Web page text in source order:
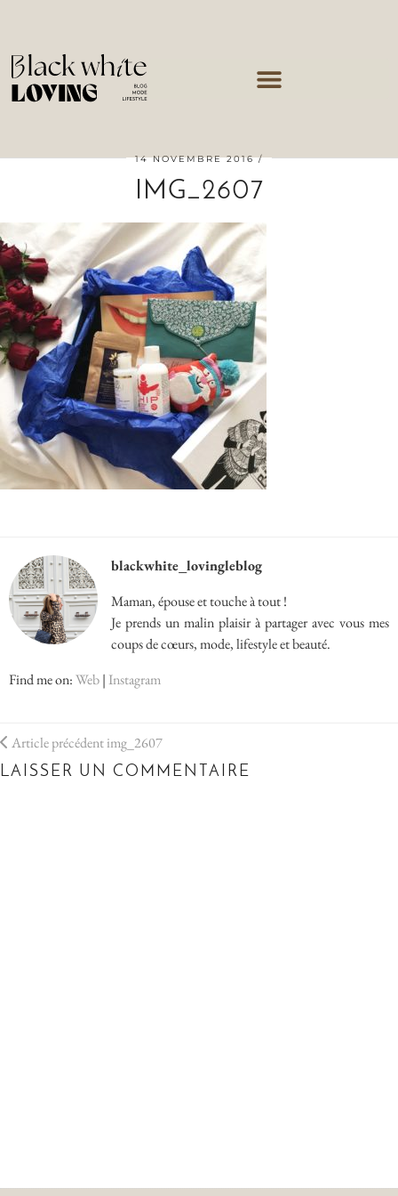
14 NOVEMBRE 2016
IMG_2607
blackwhite_lovingleblog
Maman, épouse et touche à tout !
Je prends un malin plaisir à partager avec vous mes
coups de cœurs, mode, lifestyle et beauté.
Find me on:Web| Instagram
Article précédentimg_2607
LAISSER UN COMMENTAIRE